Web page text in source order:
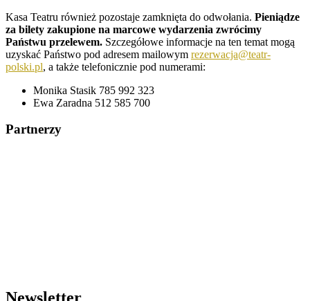
Kasa Teatru również pozostaje zamknięta do odwołania. Pieniądze
za bilety zakupione na marcowe wydarzenia zwrócimy
Państwu przelewem. Szczegółowe informacje na ten temat mogą
uzyskać Państwo pod adresem mailowym rezerwacja@teatr-
polski.pl, a także telefonicznie pod numerami:
Monika Stasik 785 992 323
Ewa Zaradna 512 585 700
Partnerzy